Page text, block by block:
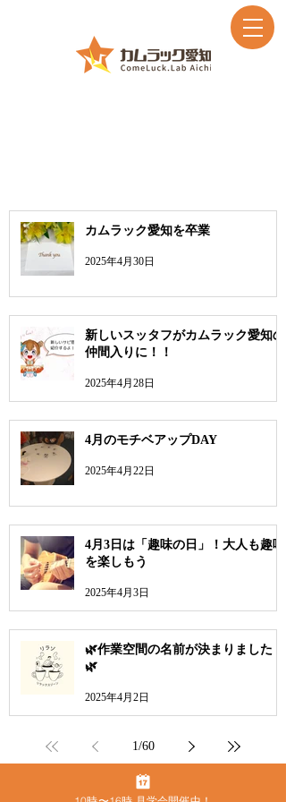
カムラック愛知を卒業
2025年4月30日
新しいスッタフがカムラック愛知の
仲間入りに！！
2025年4月28日
4月のモチベアップDAY
2025年4月22日
4月3日は「趣味の日」！大人も趣味
を楽しもう
2025年4月3日
🌿作業空間の名前が決まりました！
🌿
2025年4月2日
1/60